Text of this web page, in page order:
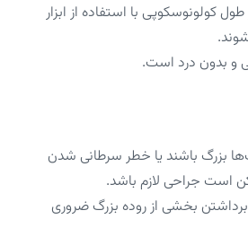
کولونوسکوپی با استفاده از ابزار
و بدون درد است.
بزرگ باشند یا خطر سرطانی شدن
است جراحی لازم باشد.
برداشتن بخشی از روده بزرگ ضروری